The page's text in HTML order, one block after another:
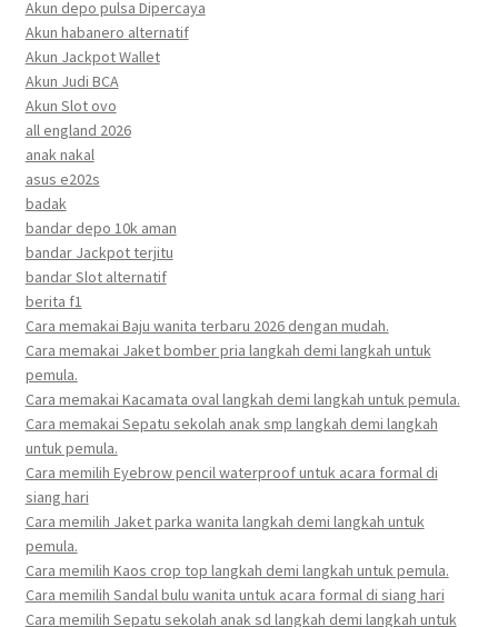
Akun depo pulsa Dipercaya
Akun habanero alternatif
Akun Jackpot Wallet
Akun Judi BCA
Akun Slot ovo
all england 2026
anak nakal
asus e202s
badak
bandar depo 10k aman
bandar Jackpot terjitu
bandar Slot alternatif
berita f1
Cara memakai Baju wanita terbaru 2026 dengan mudah.
Cara memakai Jaket bomber pria langkah demi langkah untuk
pemula.
Cara memakai Kacamata oval langkah demi langkah untuk pemula.
Cara memakai Sepatu sekolah anak smp langkah demi langkah
untuk pemula.
Cara memilih Eyebrow pencil waterproof untuk acara formal di
siang hari
Cara memilih Jaket parka wanita langkah demi langkah untuk
pemula.
Cara memilih Kaos crop top langkah demi langkah untuk pemula.
Cara memilih Sandal bulu wanita untuk acara formal di siang hari
Cara memilih Sepatu sekolah anak sd langkah demi langkah untuk